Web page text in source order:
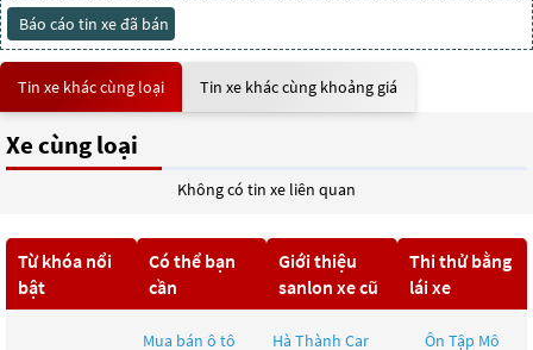
Báo cáo tin xe đã bán
Tin xe khác cùng loại Tin xe khác cùng khoảng giá
Xe cùng loại
Không có tin xe liên quan
Từ khóa nổi
bật
Có thể bạn
cần
Mua bán ô tô
Giới thiệu
sanlon xe cũ
Hà Thành Car
Thi thử bằng
lái xe
Ôn Tập Mô